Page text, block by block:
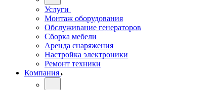
Услуги
Монтаж оборудования
Обслуживание генераторов
Сборка мебели
Аренда снаряжения
Настройка электроники
Ремонт техники
Компания